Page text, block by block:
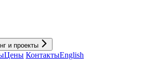
и проекты
Цены КонтактыEnglish